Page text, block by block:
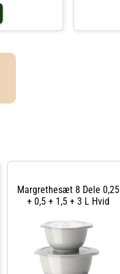
Margrethesæt 8 Dele 0,25
+ 0,5 + 1,5 + 3 L Hvid